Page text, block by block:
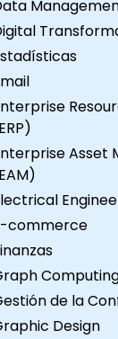
de
curso
este
para
Asset
commerce
de la
Design